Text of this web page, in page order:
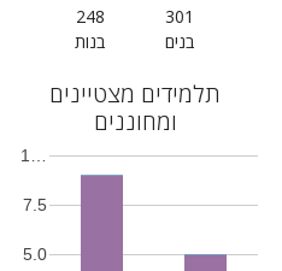
301
בנים
248
בנות
תלמידים מצטיינים
ומחוננים
5.0
7.5
1…